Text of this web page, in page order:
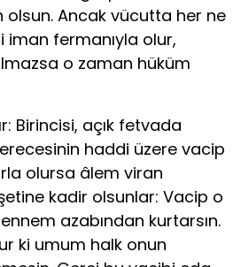
olsun. Ancak vücutta her ne
fermanıyla olur,
o zaman hüküm
Birincisi, açık fetvada
haddi üzere vacip
olursa âlem viran
kadir ol­sunlar: Vacip o
azabından kur­tarsın.
ki umum halk onun